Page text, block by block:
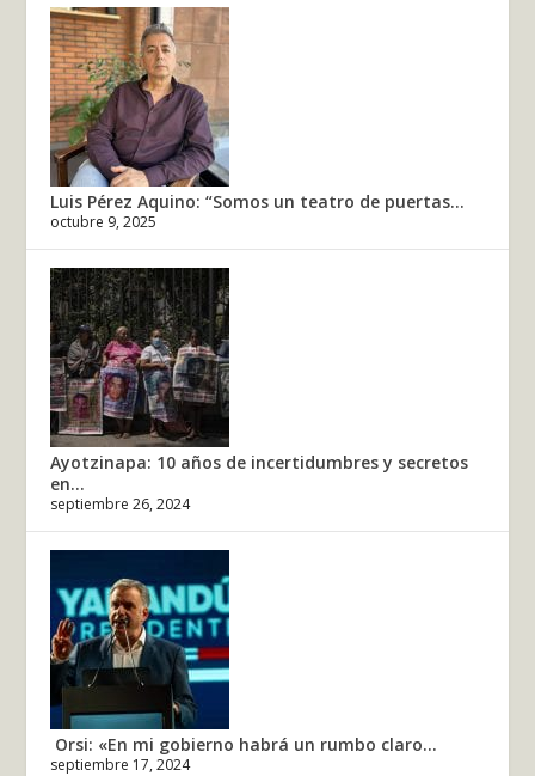
Luis Pérez Aquino: “Somos un teatro de puertas...
octubre 9, 2025
Ayotzinapa: 10 años de incertidumbres y secretos
en...
septiembre 26, 2024
Orsi: «En mi gobierno habrá un rumbo claro...
septiembre 17, 2024